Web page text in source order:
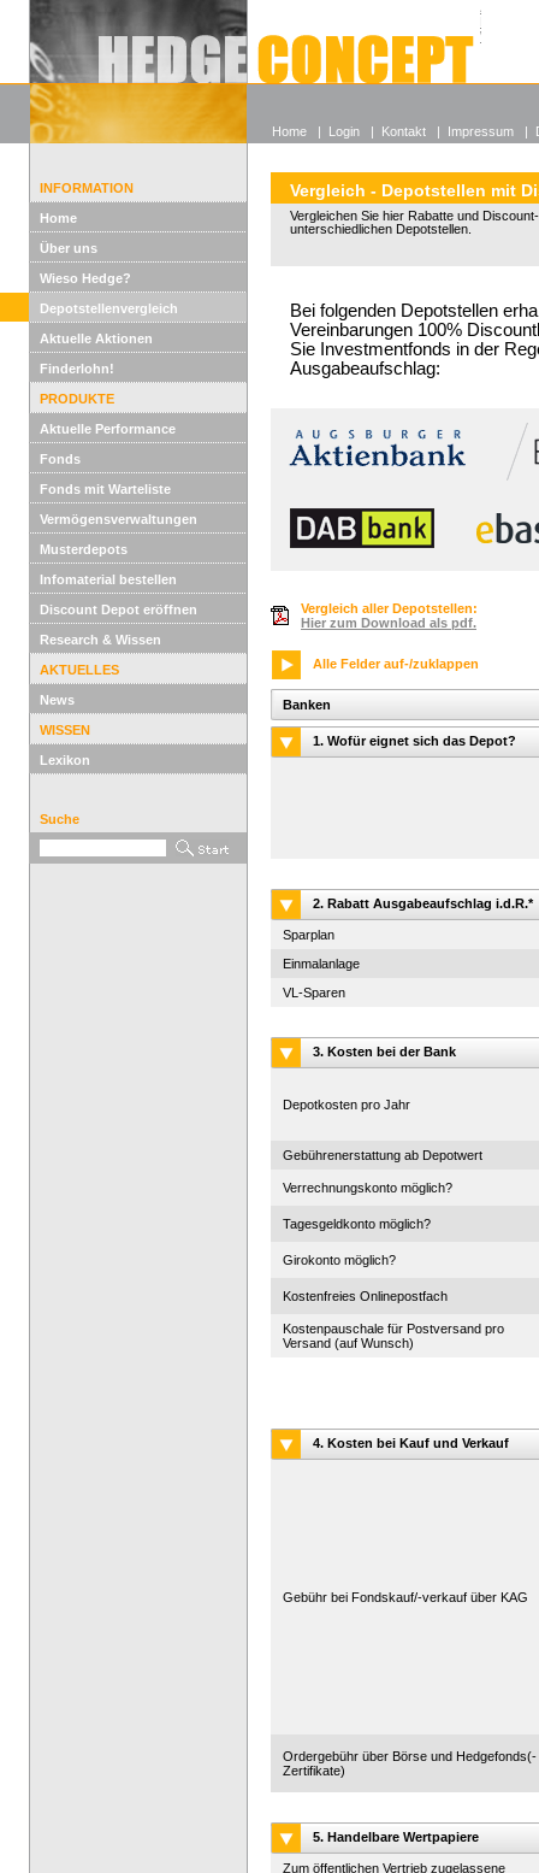
Alle
Wieso
INFORMATION
Home
Über uns
Wieso Hedge?
Depotstellenvergleich
Aktuelle Aktionen
Finderlohn!
PRODUKTE
Aktuelle Performance
Fonds
Fonds mit Warteliste
Vermögensverwaltungen
Musterdepots
Infomaterial bestellen
Discount Depot eröffnen
Research & Wissen
AKTUELLES
News
WISSEN
Lexikon
Suche
Vergleich - Depotstellen mit
Vergleichen Sie hier Rabatte und
unterschiedlichen Depotstellen.
Bei folgenden Depotstellen
Vereinbarungen 100%
Sie Investmentfonds in der
Ausgabeaufschlag:
Vergleich aller Depotstellen:
Hier zum Download als pdf.
Alle Felder auf-/zuklappen
Banken
1. Wofür eignet sich das Depot?
2. Rabatt Ausgabeaufschlag i.d.R.*
Sparplan
Einmalanlage
VL-Sparen
3. Kosten bei der Bank
Depotkosten pro Jahr
Gebührenerstattung ab Depotwert
Verrechnungskonto möglich?
Tagesgeldkonto möglich?
Girokonto möglich?
Kostenfreies Onlinepostfach
Kostenpauschale für Postversand pro
Versand (auf Wunsch)
4. Kosten bei Kauf und Verkauf
Gebühr bei Fondskauf/-verkauf über KAG
Ordergebühr über Börse und Hedgefonds(-
Zertifikate)
5. Handelbare Wertpapiere
Zum öffentlichen Vertrieb zugelassene
Home | Login | Kontakt | Impressum |